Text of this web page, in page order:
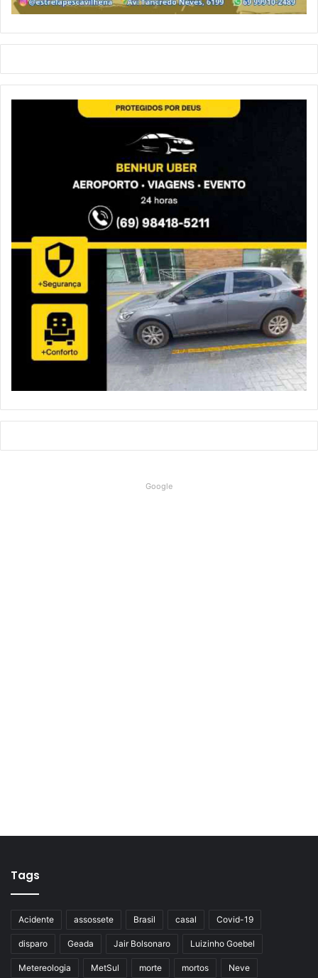
Google
Tags
Acidente assossete Brasil casal Covid-19
disparo Geada Jair Bolsonaro Luizinho Goebel
Metereologia MetSul morte mortos Neve